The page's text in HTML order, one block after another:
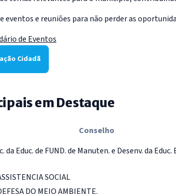
eventos e reuniões para não perder as
de Eventos
Cidadã
em Destaque
Conselho
da Educ. de FUND. de Manuten. e Desenv. da
SOCIAL
DO MEIO AMBIENTE.